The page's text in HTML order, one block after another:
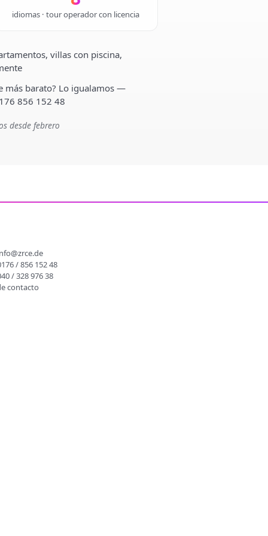
idiomas · tour operador con licencia
villas con piscina,
más barato? Lo igualamos —
856 152 48
desde febrero
/ 856 152 48
/ 328 976 38
contacto